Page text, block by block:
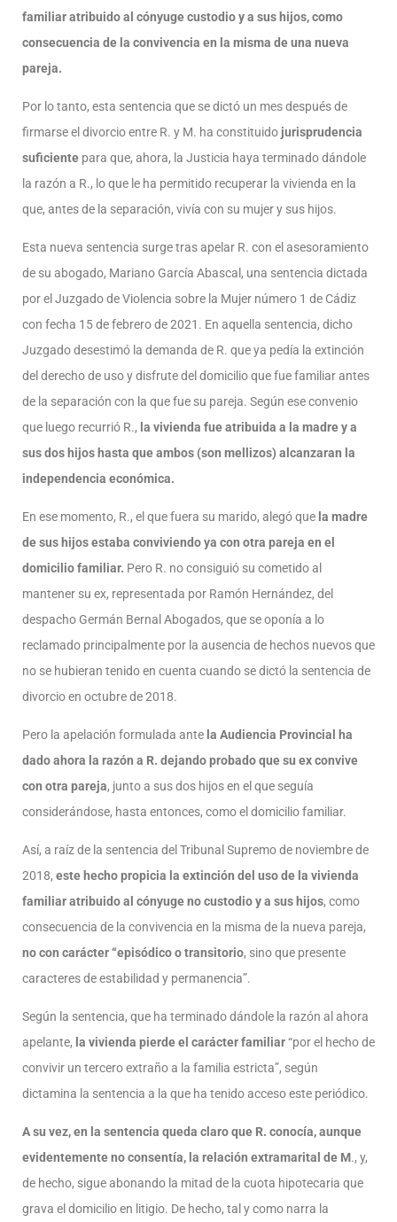
familiar atribuido al cónyuge custodio y a sus hijos, como
consecuencia de la convivencia en la misma de una nueva
pareja.
Por lo tanto, esta sentencia que se dictó un mes después de
firmarse el divorcio entre R. y M. ha constituido jurisprudencia
suficiente para que, ahora, la Justicia haya terminado dándole
la razón a R., lo que le ha permitido recuperar la vivienda en la
que, antes de la separación, vivía con su mujer y sus hijos.
Esta nueva sentencia surge tras apelar R. con el asesoramiento
de su abogado, Mariano García Abascal, una sentencia dictada
por el Juzgado de Violencia sobre la Mujer número 1 de Cádiz
con fecha 15 de febrero de 2021. En aquella sentencia, dicho
Juzgado desestimó la demanda de R. que ya pedía la extinción
del derecho de uso y disfrute del domicilio que fue familiar antes
de la separación con la que fue su pareja. Según ese convenio
que luego recurrió R., la vivienda fue atribuida a la madre y a
sus dos hijos hasta que ambos (son mellizos) alcanzaran la
independencia económica.
En ese momento, R., el que fuera su marido, alegó que la madre
de sus hijos estaba conviviendo ya con otra pareja en el
domicilio familiar. Pero R. no consiguió su cometido al
mantener su ex, representada por Ramón Hernández, del
despacho Germán Bernal Abogados, que se oponía a lo
reclamado principalmente por la ausencia de hechos nuevos que
no se hubieran tenido en cuenta cuando se dictó la sentencia de
divorcio en octubre de 2018.
Pero la apelación formulada ante la Audiencia Provincial ha
dado ahora la razón a R. dejando probado que su ex convive
con otra pareja, junto a sus dos hijos en el que seguía
considerándose, hasta entonces, como el domicilio familiar.
Así, a raíz de la sentencia del Tribunal Supremo de noviembre de
2018, este hecho propicia la extinción del uso de la vivienda
familiar atribuido al cónyuge no custodio y a sus hijos, como
consecuencia de la convivencia en la misma de la nueva pareja,
no con carácter “episódico o transitorio, sino que presente
caracteres de estabilidad y permanencia”.
Según la sentencia, que ha terminado dándole la razón al ahora
apelante, la vivienda pierde el carácter familiar“por el hecho de
convivir un tercero extraño a la familia estricta”, según
dictamina la sentencia a la que ha tenido acceso este periódico.
A su vez, en la sentencia queda claro que R. conocía, aunque
evidentemente no consentía, la relación extramarital de M., y,
de hecho, sigue abonando la mitad de la cuota hipotecaria que
grava el domicilio en litigio. De hecho, tal y como narra la